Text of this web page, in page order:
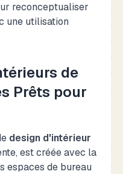
reconceptualiser
une utilisation
de
Prêts pour
design d'intérieur
est créée avec la
espaces de bureau